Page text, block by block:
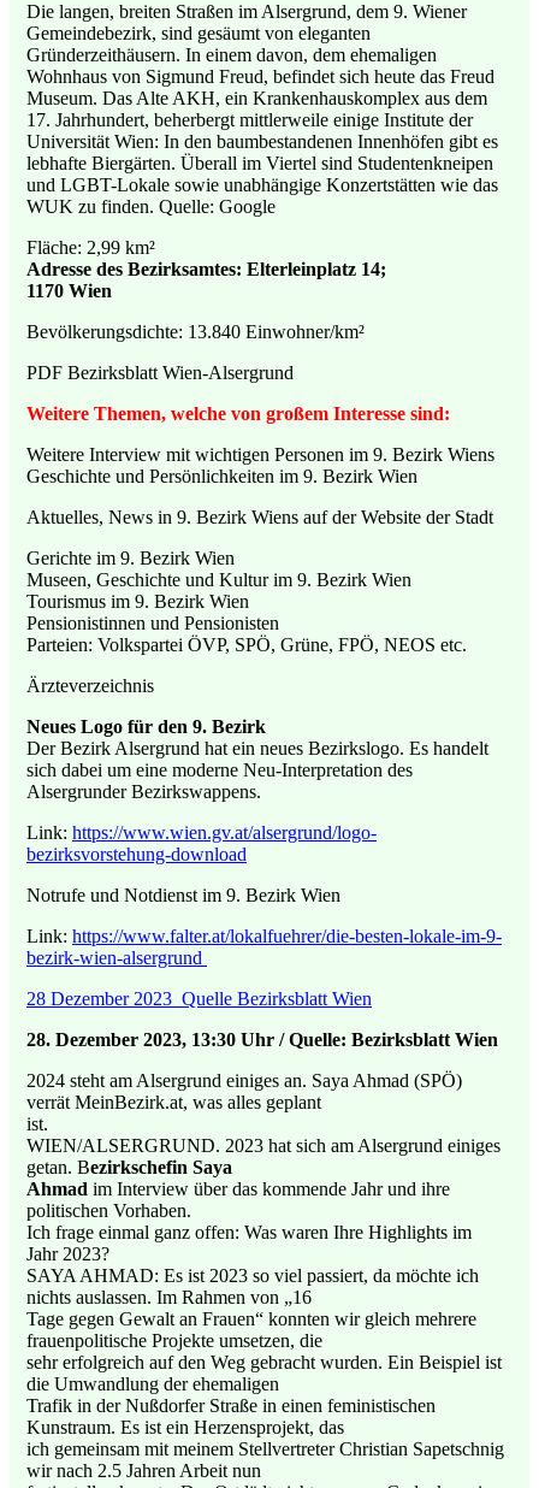
Die langen, breiten Straßen im Alsergrund, dem 9. Wiener
Gemeindebezirk, sind gesäumt von eleganten
Gründerzeithäusern. In einem davon, dem ehemaligen
Wohnhaus von Sigmund Freud, befindet sich heute das Freud
Museum. Das Alte AKH, ein Krankenhauskomplex aus dem
17. Jahrhundert, beherbergt mittlerweile einige Institute der
Universität Wien: In den baumbestandenen Innenhöfen gibt es
lebhafte Biergärten. Überall im Viertel sind Studentenkneipen
und LGBT-Lokale sowie unabhängige Konzertstätten wie das
WUK zu finden. Quelle: Google
Fläche: 2,99 km²
Adresse des Bezirksamtes: Elterleinplatz 14;
1170 Wien
Bevölkerungsdichte: 13.840 Einwohner/km²
PDF Bezirksblatt Wien-Alsergrund
Weitere Themen, welche von großem Interesse sind:
Weitere Interview mit wichtigen Personen im 9. Bezirk Wiens
Geschichte und Persönlichkeiten im 9. Bezirk Wien
Aktuelles, News in 9. Bezirk Wiens auf der Website der Stadt
Gerichte im 9. Bezirk Wien
Museen, Geschichte und Kultur im 9. Bezirk Wien
Tourismus im 9. Bezirk Wien
Pensionistinnen und Pensionisten
Parteien: Volkspartei ÖVP, SPÖ, Grüne, FPÖ, NEOS etc.
Ärzteverzeichnis
Neues Logo für den 9. Bezirk
Der Bezirk Alsergrund hat ein neues Bezirkslogo. Es handelt
sich dabei um eine moderne Neu-Interpretation des
Alsergrunder Bezirkswappens.
Link: https://www.wien.gv.at/alsergrund/logo-
bezirksvorstehung-download
Notrufe und Notdienst im 9. Bezirk Wien
Link: https://www.falter.at/lokalfuehrer/die-besten-lokale-im-9-
bezirk-wien-alsergrund
28 Dezember 2023_Quelle Bezirksblatt Wien
28. Dezember 2023, 13:30 Uhr / Quelle: Bezirksblatt Wien
2024 steht am Alsergrund einiges an. Saya Ahmad (SPÖ)
verrät MeinBezirk.at, was alles geplant
ist.
WIEN/ALSERGRUND. 2023 hat sich am Alsergrund einiges
getan. Bezirkschefin Saya
Ahmad im Interview über das kommende Jahr und ihre
politischen Vorhaben.
Ich frage einmal ganz offen: Was waren Ihre Highlights im
Jahr 2023?
SAYA AHMAD: Es ist 2023 so viel passiert, da möchte ich
nichts auslassen. Im Rahmen von „16
Tage gegen Gewalt an Frauen“ konnten wir gleich mehrere
frauenpolitische Projekte umsetzen, die
sehr erfolgreich auf den Weg gebracht wurden. Ein Beispiel ist
die Umwandlung der ehemaligen
Trafik in der Nußdorfer Straße in einen feministischen
Kunstraum. Es ist ein Herzensprojekt, das
ich gemeinsam mit meinem Stellvertreter Christian Sapetschnig
wir nach 2.5 Jahren Arbeit nun